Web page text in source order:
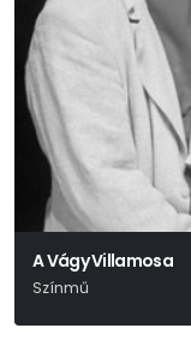
A Vágy Villamosa
Színmű